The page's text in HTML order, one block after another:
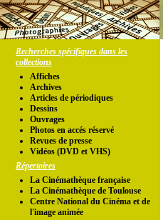
Recherches spécifiques dans les
collections
Affiches
Archives
Articles de périodiques
Dessins
Ouvrages
Photos en accés réservé
Revues de presse
Vidéos (DVD et VHS)
Répertoires
La Cinémathèque française
La Cinémathèque de Toulouse
Centre National du Cinéma et de
l'image animée